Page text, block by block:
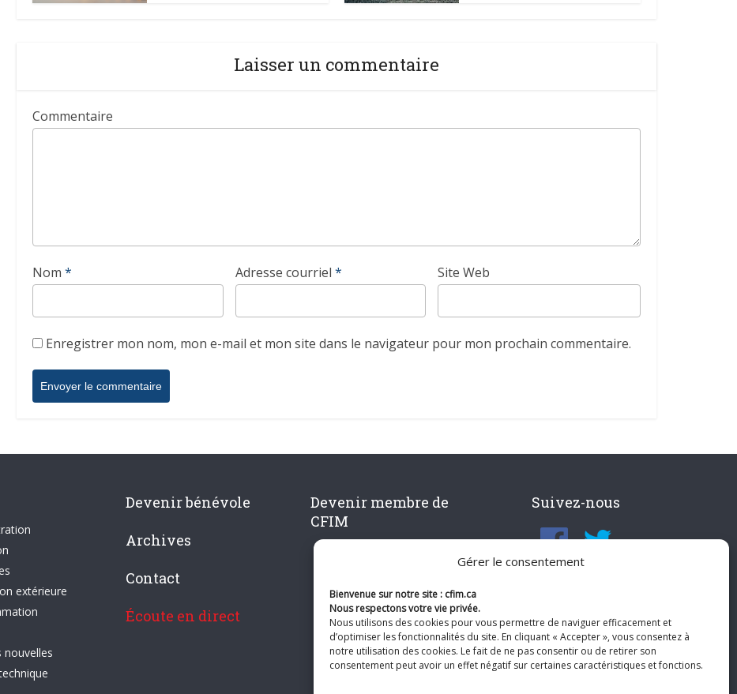
Gérer le consentement
Bienvenue sur notre site : cfim.ca
Nous respectons votre vie privée.
Nous utilisons des cookies pour vous permettre de naviguer efficacement et
d’optimiser les fonctionnalités du site. En cliquant « Accepter », vous consentez à
notre utilisation des cookies. Le fait de ne pas consentir ou de retirer son
consentement peut avoir un effet négatif sur certaines caractéristiques et fonctions.
Laisser un commentaire
Commentaire
Nom * Adresse courriel * Site Web
Enregistrer mon nom, mon e-mail et mon site dans le navigateur pour mon prochain commentaire.
extérieure
nouvelles
Devenir bénévole
Archives
Contact
Écoute en direct
Devenir membre de
CFIM
Suivez-nous